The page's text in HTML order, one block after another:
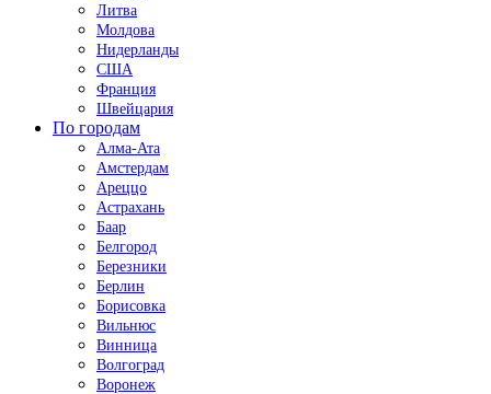
Литва
Молдова
Нидерланды
США
Франция
Швейцария
По городам
Алма-Ата
Амстердам
Ареццо
Астрахань
Баар
Белгород
Березники
Берлин
Борисовка
Вильнюс
Винница
Волгоград
Воронеж